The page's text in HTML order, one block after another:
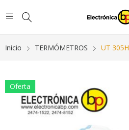
Inicio TERMÓMETROS UT 305H
Oferta